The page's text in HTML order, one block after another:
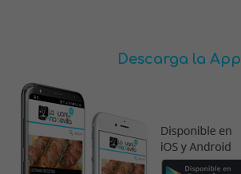
Descarga la App